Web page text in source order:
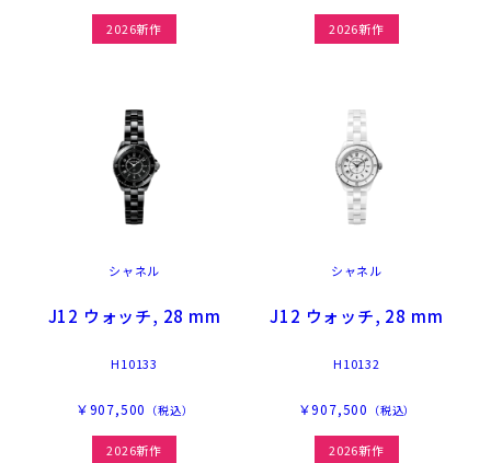
2026新作 2026新作
シャネル
J12 ウォッチ, 28 mm
H10133
￥907,500 （税込）
2026新作
シャネル
J12 ウォッチ, 28 mm
H10132
￥907,500 （税込）
2026新作